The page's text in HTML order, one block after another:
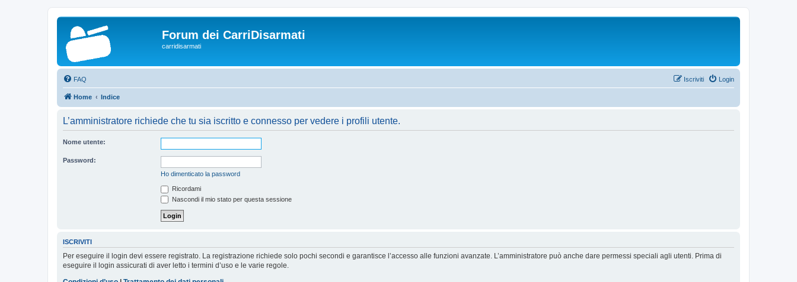
Forum dei CarriDisarmati
carridisarmati
FAQ Login
Iscriviti
Home Indice
L’amministratore richiede che tu sia iscritto e connesso per vedere i profili utente.
Nome utente:
Password:
Ho dimenticato la password
Ricordami
Nascondi il mio stato per questa sessione
ISCRIVITI
Per eseguire il login devi essere registrato. La registrazione richiede solo pochi secondi e garantisce l’accesso alle funzioni avanzate. L’amministratore può anche dare permessi speciali agli utenti. Prima di
eseguire il login assicurati di aver letto i termini d’uso e le varie regole.